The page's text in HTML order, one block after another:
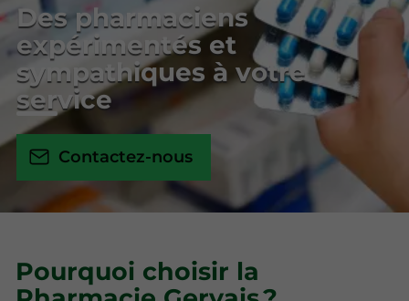
Des pharmaciens
expérimentés et
sympathiques à votre
service
Contactez-nous
Pourquoi choisir la